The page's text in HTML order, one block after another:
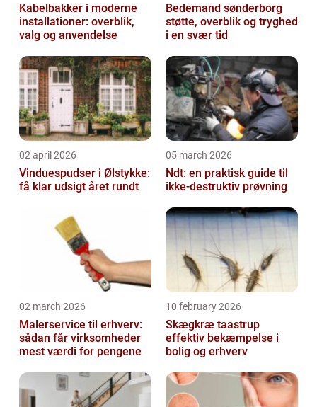
Kabelbakker i moderne
installationer: overblik,
valg og anvendelse
Bedemand sønderborg
støtte, overblik og tryghed
i en svær tid
02 april 2026
Vinduespudser i Ølstykke:
få klar udsigt året rundt
05 march 2026
Ndt: en praktisk guide til
ikke-destruktiv prøvning
02 march 2026
Malerservice til erhverv:
sådan får virksomheder
mest værdi for pengene
10 february 2026
Skægkræ taastrup
effektiv bekæmpelse i
bolig og erhverv